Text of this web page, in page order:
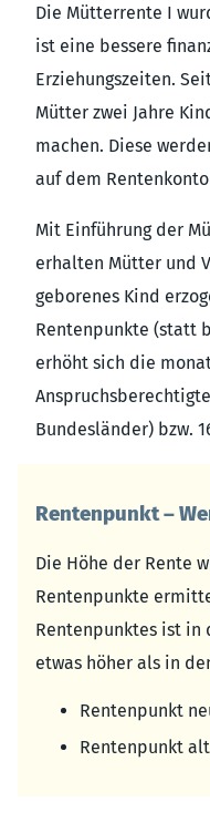
Die Mütterrente I
ist eine bessere
Erziehungszeiten.
Mütter zwei Jahre
machen. Diese
auf dem
Mit Einführung der
erhalten Mütter und
geborenes Kind
Rentenpunkte (statt
erhöht sich die
Bundesländer) bzw.
Rentenpunkt –
Die Höhe der Rente
Rentenpunkte
Rentenpunktes ist in
etwas höher als in
Rentenpunkt
Rentenpunkt